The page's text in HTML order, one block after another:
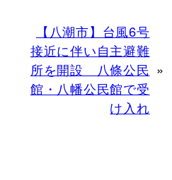
【八潮市】台風6号
接近に伴い自主避難
所を開設 八條公民
館・八幡公民館で受
け入れ
»